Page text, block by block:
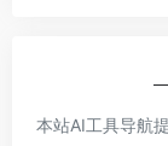
本站AI工具导航